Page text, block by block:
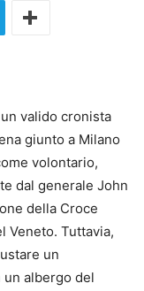
valido cronista
giunto a Milano
volontario,
dal generale John
della Croce
Veneto. Tuttavia,
un
albergo del